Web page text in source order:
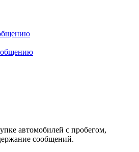
автомобилей с пробегом,
сообщений.